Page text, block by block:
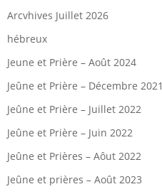
Arcvhives Juillet 2026
hébreux
Jeune et Prière – Août 2024
Jeûne et Prière – Décembre 2021
Jeûne et Prière – Juillet 2022
Jeûne et Prière – Juin 2022
Jeûne et Prières – Aôut 2022
Jeûne et prières – Août 2023